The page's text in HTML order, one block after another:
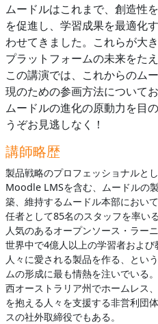
ムードルはこれまで、創造性
を促進し、学習成果を最適化
わせてきました。これらが大
プラットフォームの未来をた
この講演では、これからのム
現のための参画方法についてお
ムードルの進化の原動力を目
うぞお見逃しなく！
講師略歴
製品戦略のプロフェッショナルと
Moodle LMSを含む、ムードルの
築、維持するムードル本部におい
任者として85名のスタッフを率い
人気のあるオープンソース・ラー
世界中で4億人以上の学習者および
人々に愛される製品を作る、とい
ムの形成に最も情熱を注いでいる。
西オーストラリア州でホームレス
を抱える人々を支援する非営利団
スの社外取締役でもある。